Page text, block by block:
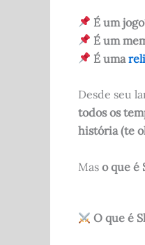
É um
É um
É uma
Desde seu
todos os
história (te
Mas o que é
O que é